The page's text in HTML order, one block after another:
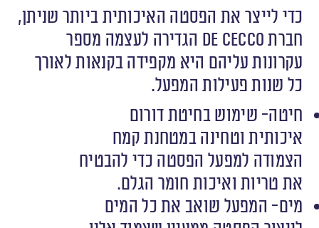
כדי לייצר את הפסטה האיכותית ביותר שניתן,
חברת De Cecco הגדירה לעצמה מספר
עקרונות עליהם היא מקפידה בקנאות לאורך
כל שנות פעילות המפעל.
חיטה- שימוש בחיטת דורום
איכותית וטחינה במטחנת קמח
הצמודה למפעל הפסטה כדי להבטיח
את טריות ואיכות חומר הגלם.
מים- המפעל שואב את כל המים